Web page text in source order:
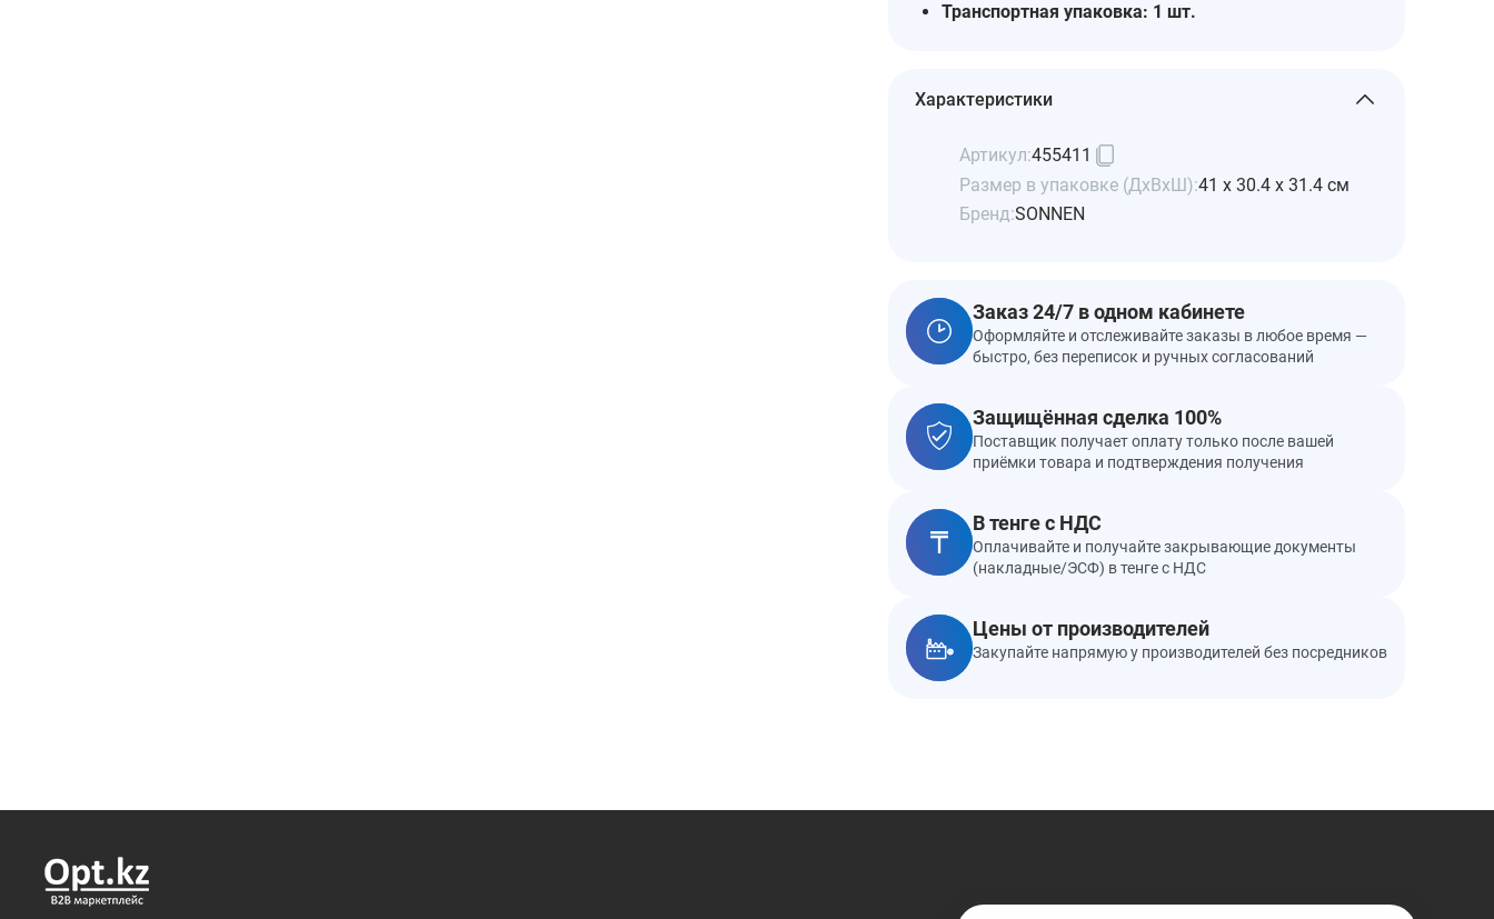
Транспортная упаковка: 1 шт.
Характеристики
Артикул:455411
Размер в упаковке (ДхВхШ):41 x 30.4 x 31.4 см
Бренд:SONNEN
Заказ 24/7 в одном кабинете
Оформляйте и отслеживайте заказы в любое время —
быстро, без переписок и ручных согласований
Защищённая сделка 100%
Поставщик получает оплату только после вашей
приёмки товара и подтверждения получения
В тенге с НДС
Оплачивайте и получайте закрывающие документы
(накладные/ЭСФ) в тенге с НДС
Цены от производителей
Закупайте напрямую у производителей без посредников